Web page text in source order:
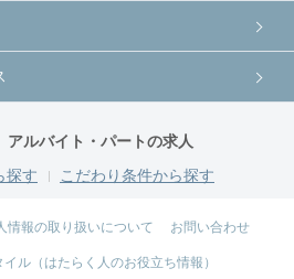
アルバイト・パートの求人
探す
こだわり条件から探す
情報の取り扱いについて お問い合わせ
ル（はたらく人のお役立ち情報）